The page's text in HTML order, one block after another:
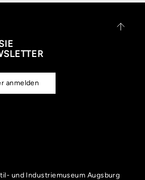
anmelden
und Industriemuseum Augsburg